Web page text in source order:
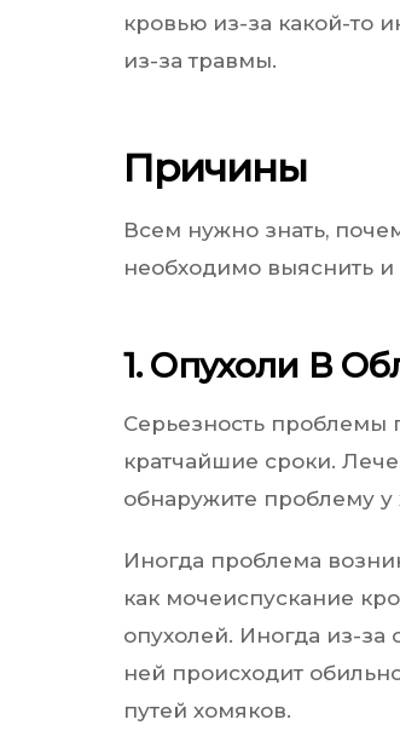
кровью из-за какой-то
из-за травмы.
Причины
Всем нужно знать,
необходимо выяснить
1. Опухоли В
Серьезность проблемы
кратчайшие сроки.
обнаружите проблему у
Иногда проблема
как мочеиспускание
опухолей. Иногда из-за
ней происходит
путей хомяков.